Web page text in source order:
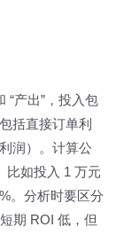
“产出”，投入包
括直接订单利
润）。计算公
比如投入 1 万元
。分析时要区分
期 ROI 低，但